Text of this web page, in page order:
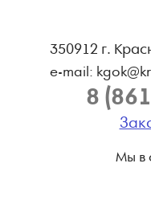
350912 г.
e-mail:
8
Мы в